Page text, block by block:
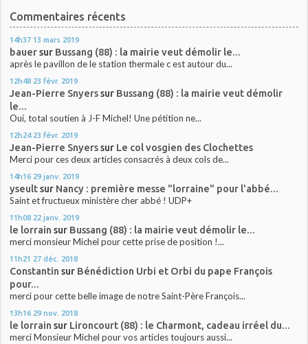
Commentaires récents
14h37 13 mars 2019
bauersur Bussang (88) : la mairie veut démolir le...
après le pavillon de le station thermale c est autour du...
12h48 23 févr. 2019
Jean-Pierre Snyerssur Bussang (88) : la mairie veut démolir
le...
Oui, total soutien à J-F Michel! Une pétition ne...
12h24 23 févr. 2019
Jean-Pierre Snyerssur Le col vosgien des Clochettes
Merci pour ces deux articles consacrés à deux cols de...
14h16 29 janv. 2019
yseultsur Nancy : première messe "lorraine" pour l'abbé...
Saint et fructueux ministère cher abbé ! UDP+
11h08 22 janv. 2019
le lorrain sur Bussang (88) : la mairie veut démolir le...
merci monsieur Michel pour cette prise de position !...
11h21 27 déc. 2018
Constantin sur Bénédiction Urbi et Orbi du pape François
pour...
merci pour cette belle image de notre Saint-Père François...
13h16 29 nov. 2018
le lorrain sur Lironcourt (88) : le Charmont, cadeau irréel du...
merci Monsieur Michel pour vos articles toujours aussi...